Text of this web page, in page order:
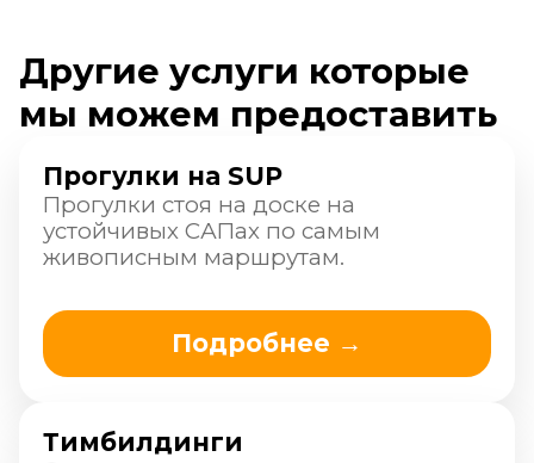
Подробнее →
Проведем незабываемые праздники
по уникальным маршрутам в Москве
и Московской области на байдарках,
рафтах и САПах.
Подробнее →
Школьные сплавы